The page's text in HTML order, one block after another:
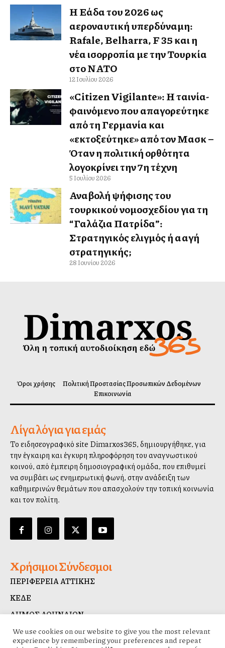
Η Ελλάδα του 2026 ως
αεροναυτική υπερδύναμη:
Rafale, Belharra, F 35 και η
νέα ισορροπία με την Τουρκία
στο ΝΑΤΟ
12 Ιουλίου 2026
«Citizen Vigilante»: Η ταινία-
φαινόμενο που απαγορεύτηκε
από τη Γερμανία και
«εκτοξεύτηκε» από τον Μασκ –
Όταν η πολιτική ορθότητα
λογοκρίνει την 7η τέχνη
5 Ιουλίου 2026
Αναβολή ψήφισης του
τουρκικού νομοσχεδίου για τη
“Γαλάζια Πατρίδα”:
Στρατηγικός ελιγμός ή αλλαγή
στρατηγικής;
28 Ιουνίου 2026
Όροι χρήσης
Πολιτική Προστασίας Προσωπικών Δεδομένων
Επικοινωνία
Λίγα λόγια για εμάς
Το ειδησεογραφικό site Dimarxos365, δημιουργήθηκε, για
την έγκαιρη και έγκυρη πληροφόρηση του αναγνωστικού
κοινού, από έμπειρη δημοσιογραφική ομάδα, που επιθυμεί
να συμβάλλει ως ενημερωτική φωνή, στην ανάδειξη των
καθημερινών θεμάτων που απασχολούν την τοπική κοινωνία
και τον πολίτη.
Χρήσιμοι Σύνδεσμοι
ΠΕΡΙΦΕΡΕΙΑ ΑΤΤΙΚΗΣ
ΚΕΔΕ
ΔΗΜΟΣ ΑΘΗΝΑΙΩΝ
ΔΙΑΥΓΕΙΑ
We use cookies on our website to give you the most relevant
experience by remembering your preferences and repeat